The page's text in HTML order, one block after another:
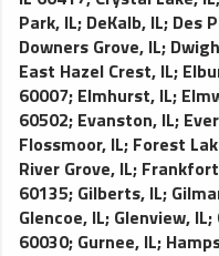
Park, IL; DeKalb, IL; Des
Downers Grove, IL;
East Hazel Crest, IL;
60007; Elmhurst, IL;
60502; Evanston, IL;
Flossmoor, IL; Forest
River Grove, IL;
60135; Gilberts, IL;
Glencoe, IL; Glenview, IL;
60030; Gurnee, IL;